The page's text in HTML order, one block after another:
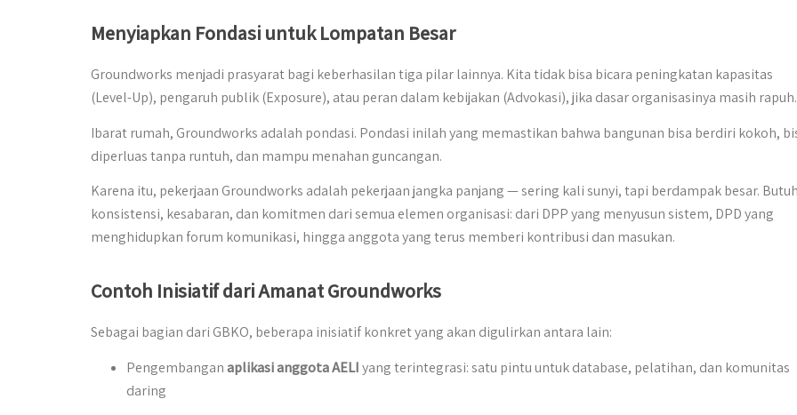
Menyiapkan Fondasi untuk Lompatan Besar
Groundworks menjadi prasyarat bagi keberhasilan tiga pilar lainnya. Kita tidak bisa bicara peningkatan kapasitas
(Level-Up), pengaruh publik (Exposure), atau peran dalam kebijakan (Advokasi), jika dasar organisasinya masih rapuh.
Ibarat rumah, Groundworks adalah pondasi. Pondasi inilah yang memastikan bahwa bangunan bisa berdiri kokoh,
diperluas tanpa runtuh, dan mampu menahan guncangan.
Karena itu, pekerjaan Groundworks adalah pekerjaan jangka panjang — sering kali sunyi, tapi berdampak besar.
konsistensi, kesabaran, dan komitmen dari semua elemen organisasi: dari DPP yang menyusun sistem, DPD yang
menghidupkan forum komunikasi, hingga anggota yang terus memberi kontribusi dan masukan.
Contoh Inisiatif dari Amanat Groundworks
Sebagai bagian dari GBKO, beberapa inisiatif konkret yang akan digulirkan antara lain:
Pengembanganaplikasi anggota AELIyang terintegrasi: satu pintu untuk database, pelatihan, dan komunitas
daring